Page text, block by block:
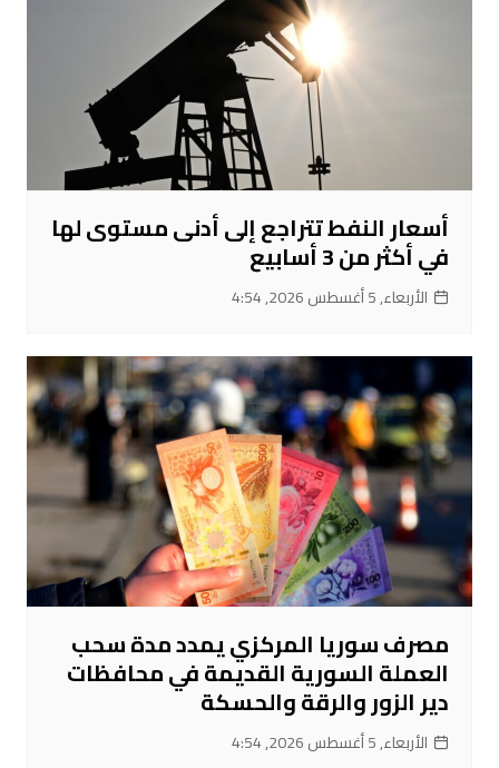
أسعار النفط تتراجع إلى أدنى مستوى لها
في أكثر من 3 أسابيع
الأربعاء, 5 أغسطس 2026, 4:54
مصرف سوريا المركزي يمدد مدة سحب
العملة السورية القديمة في محافظات
دير الزور والرقة والحسكة
الأربعاء, 5 أغسطس 2026, 4:54